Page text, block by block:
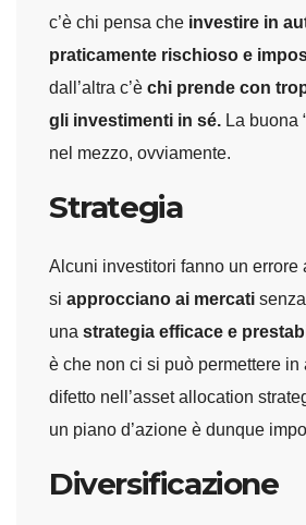
c’è chi pensa che investire in
praticamente rischioso e
dall’altra c’è chi prende con
gli investimenti in sé. La buona
nel mezzo, ovviamente.
Strategia
Alcuni investitori fanno un errore
si approcciano ai mercati
una strategia efficace e
è che non ci si può permettere in
difetto nell’asset allocation
un piano d’azione è dunque
Diversificazione